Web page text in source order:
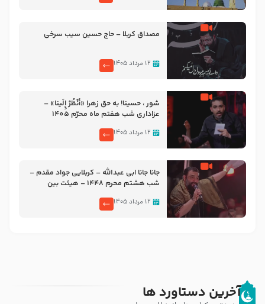
مصداق کربلا – حاج حسین سیب سرخی
۱۲ مرداد ۱۴۰۵
شور ، حسینا! به‌ حق زهرا «أُنْظُرْ إِلَینا» –
عزاداری شب هفتم ماه محرّم 1405
۱۲ مرداد ۱۴۰۵
جانا جانا ابی عبدالله – کربلایی جواد مقدم –
شب هشتم محرم 1448 – هیئت بین
۱۲ مرداد ۱۴۰۵
آخرین دستاورد ها